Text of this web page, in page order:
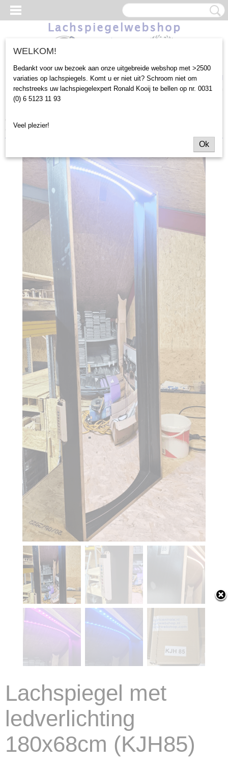
Inloggen Registreren
UW WINKELWAGEN
Geen producten
180x68cm (KJH85)
Lachspiegel met
ledverlichting
180x68cm (KJH85)
WELKOM!
Bedankt voor uw bezoek aan onze uitgebreide webshop met >2500
variaties op lachspiegels. Komt u er niet uit? Schroom niet om
rechstreeks uw lachspiegelexpert Ronald Kooij te bellen op nr. 0031
(0) 6 5123 11 93
Veel plezier!
Ok